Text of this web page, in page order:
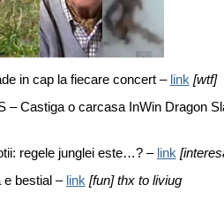
in cap la fiecare concert – link [wtf]
– Castiga o carcasa InWin Dragon
regele junglei este…? – link
e bestial – link [fun] thx to liviug